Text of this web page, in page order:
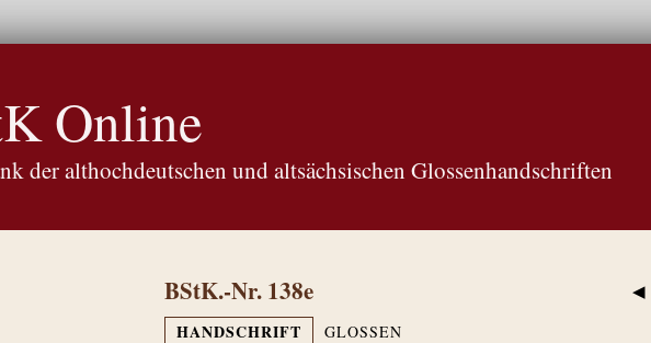
Online
der althochdeutschen und altsächsischen Glossenhandschriften
◀
BStK.-Nr. 138e
HANDSCHRIFT GLOSSEN